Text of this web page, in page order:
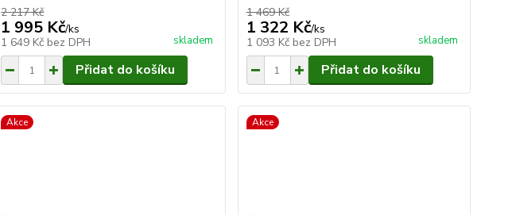
2 217 Kč
1 995 Kč/ks
1 649 Kč bez DPH skladem
Přidat do košíku
1 469 Kč
1 322 Kč/ks
1 093 Kč bez DPH skladem
Přidat do košíku
Akce Akce